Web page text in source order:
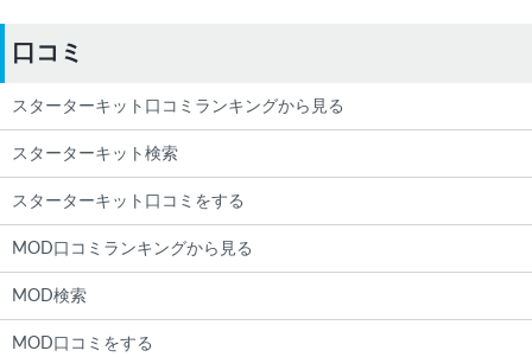
口コミ
スターターキット口コミランキングから見る
スターターキット検索
スターターキット口コミをする
MOD口コミランキングから見る
MOD検索
MOD口コミをする